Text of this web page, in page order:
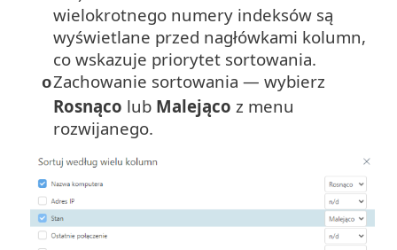
wielokrotnego numery indeksów są
wyświetlane przed nagłówkami kolumn,
co wskazuje priorytet sortowania.
oZachowanie sortowania — wybierz
Rosnąco lub Malejąco z menu
rozwijanego.